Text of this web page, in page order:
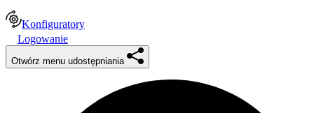
Konfiguratory
Logowanie
Otwórz menu udostępniania